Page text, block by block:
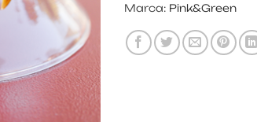
Marca: Pink&Green